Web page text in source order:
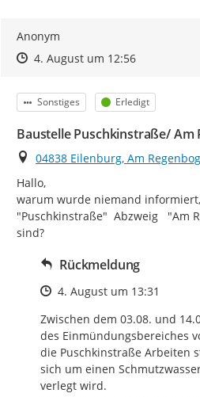
Anonym
Zeitpunkt des Erstellens
Zeitpunkt des Erstellens
4. August um 12:56Zur
Kategorie
Sonstiges Status
Erledigt
Baustelle Puschkinstraße/ Am
Ort
04838 Eilenburg, Am
Hallo,
warum wurde niemand
"Puschkinstraße"  Abzweig   "Am
sind?
Rückmeldung
Zeitpunkt des Erstellens
4. August um 13:31
Zwischen dem 03.08. und
des Einmündungsbereiches
die Puschkinstraße Arbeiten
sich um einen
verlegt wird.